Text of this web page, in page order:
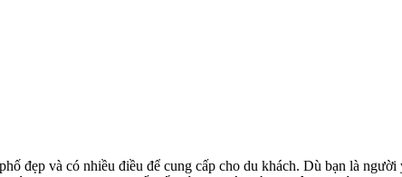
đẹp và có nhiều điều để cung cấp cho du khách. Dù bạn là